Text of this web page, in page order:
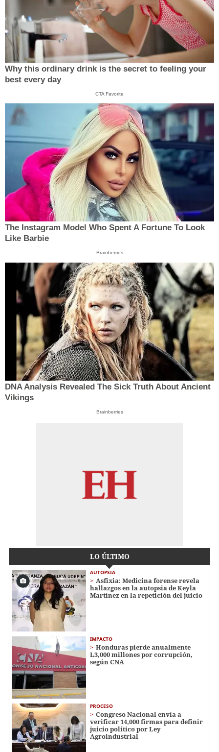
Why this ordinary drink is the secret to feeling your
best every day
CTA Favorite
The Instagram Model Who Spent A Fortune To Look
Like Barbie
Brainberries
DNA Analysis Revealed The Sick Truth About Ancient
Vikings
Brainberries
LO ÚLTIMO
AUTOPSIA
Asfixia: Medicina forense revela
hallazgos en la autopsia de Keyla
Martínez en la repetición del juicio
IMPACTO
Honduras pierde anualmente
L3,000 millones por corrupción,
según CNA
PROCESO
Congreso Nacional envía a
verificar 14,000 firmas para definir
juicio político por Ley
Agroindustrial